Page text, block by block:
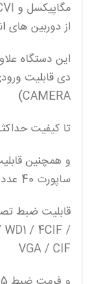
از دوربین های
CAMERA)
تا کیفیت حداکثر 6 مگاپیکسل رانیز
ساپورت 40 عدد دوربین تحت شبکه) را دارد .
/ 4CIF /
VGA / CIF